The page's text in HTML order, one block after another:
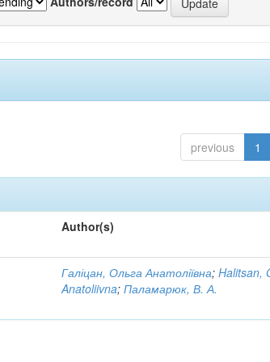
previous 1
Author(s)
Галіцан, Ольга Анатоліївна;Halitsan,
Anatoliivna;Паламарюк, В. А.